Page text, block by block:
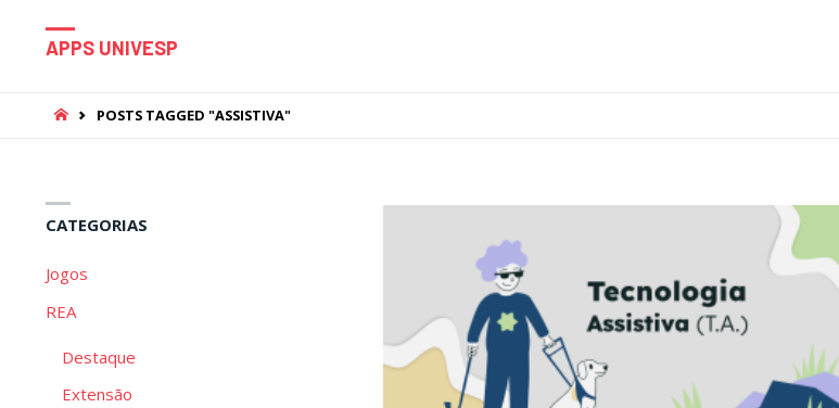
APPS UNIVESP
HOMEPOSTS TAGGED "ASSISTIVA"
CATEGORIAS
Jogos
REA
Destaque
Extensão